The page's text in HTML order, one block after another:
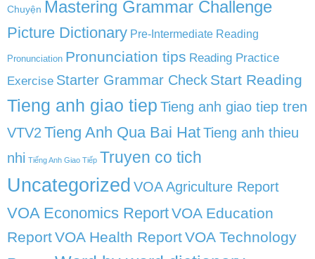
Chuyện Mastering Grammar Challenge
Picture Dictionary Pre-Intermediate Reading
Pronunciation Pronunciation tips Reading Practice
Exercise Starter Grammar Check Start Reading
Tieng anh giao tiep Tieng anh giao tiep tren
VTV2 Tieng Anh Qua Bai HatTieng anh thieu
nhi Tiếng Anh Giao Tiếp Truyen co tich
Uncategorized VOA Agriculture Report
VOA Economics ReportVOA Education
ReportVOA Health ReportVOA Technology